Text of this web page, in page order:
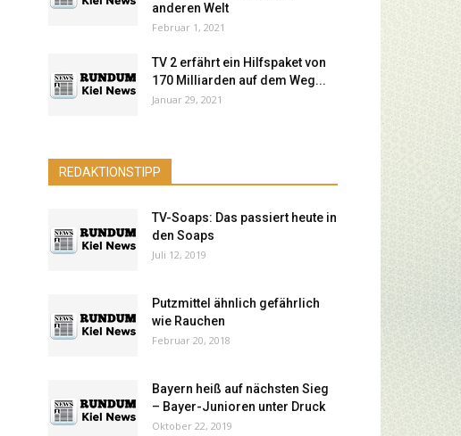
anderen Welt
Februar 1, 2021
TV 2 erfährt ein Hilfspaket von
170 Milliarden auf dem Weg...
Januar 29, 2021
REDAKTIONSTIPP
TV-Soaps: Das passiert heute in
den Soaps
Juli 12, 2019
Putzmittel ähnlich gefährlich
wie Rauchen
Februar 20, 2018
Bayern heiß auf nächsten Sieg
– Bayer-Junioren unter Druck
Oktober 22, 2019